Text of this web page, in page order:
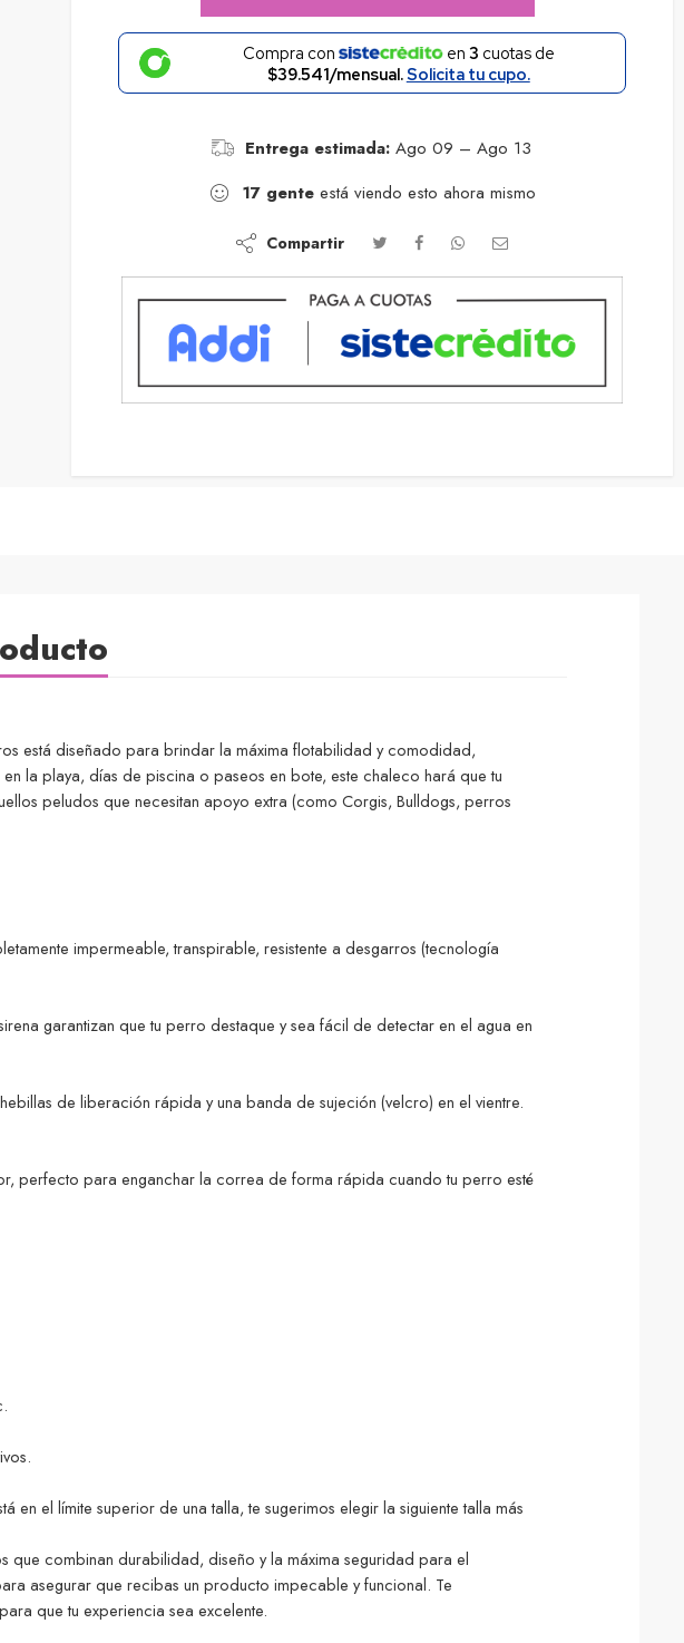
Compra con en 3 cuotas de
$39.541/mensual.Solicita tu cupo.
Entrega estimada: Ago 09 – Ago 13
17 genteestá viendo esto ahora mismo
Compartir
está diseñado para brindar la máxima flotabilidad y comodidad,
la playa, días de piscina o paseos en bote, este chaleco hará que tu
peludos que necesitan apoyo extra (como Corgis, Bulldogs, perros
impermeable, transpirable, resistente a desgarros (tecnología
garantizan que tu perro destaque y sea fácil de detectar en el agua en
de liberación rápida y una banda de sujeción (velcro) en el vientre.
perfecto para enganchar la correa de forma rápida cuando tu perro esté
el límite superior de una talla, te sugerimos elegir la siguiente talla más
que combinan durabilidad, diseño y la máxima seguridad para el
asegurar que recibas un producto impecable y funcional. Te
que tu experiencia sea excelente.